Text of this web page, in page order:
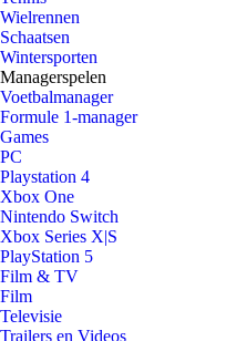
Wielrennen
Schaatsen
Wintersporten
Managerspelen
Voetbalmanager
Formule 1-manager
Games
PC
Playstation 4
Xbox One
Nintendo Switch
Xbox Series X|S
PlayStation 5
Film & TV
Film
Televisie
Trailers en Videos